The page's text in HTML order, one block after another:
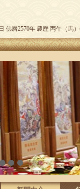
佛曆2570年 農歷 丙午（馬
8